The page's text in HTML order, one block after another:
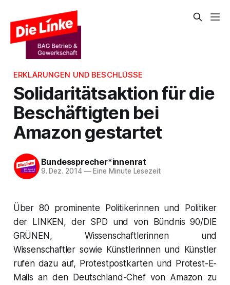
ERKLÄRUNGEN UND BESCHLÜSSE
Solidaritätsaktion für die
Beschäftigten bei
Amazon gestartet
Bundessprecher*innenrat
9. Dez. 2014 —Eine Minute Lesezeit
Über 80 prominente Politikerinnen und Politiker
der LINKEN, der SPD und von Bündnis 90/DIE
GRÜNEN, Wissenschaftlerinnen und
Wissenschaftler sowie Künstlerinnen und Künstler
rufen dazu auf, Protestpostkarten und Protest-E-
Mails an den Deutschland-Chef von Amazon zu